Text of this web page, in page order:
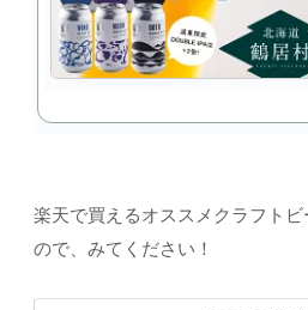
楽天で買えるオススメクラフト
ので、みてください！